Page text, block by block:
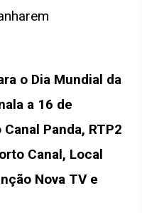
o Dia Mundial da
a 16 de
Panda, RTP2
Canal, Local
Nova TV e